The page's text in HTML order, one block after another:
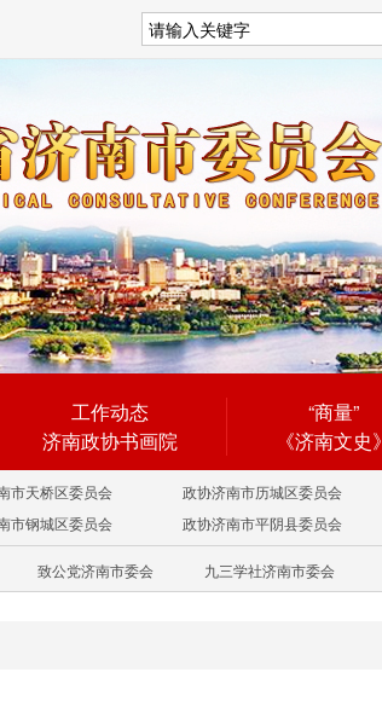
工作动态
济南政协书画院
“商量”
《济南文史》
市天桥区委员会 政协济南市历城区委员会
市钢城区委员会 政协济南市平阴县委员会
致公党济南市委会 九三学社济南市委会